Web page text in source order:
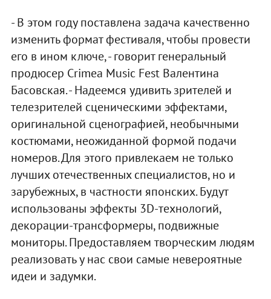
- В этом году поставлена задача качественно
изменить формат фестиваля, чтобы провести
его в ином ключе, - говорит генеральный
продюсер Crimea Music Fest Валентина
Басовская. - Надеемся удивить зрителей и
телезрителей сценическими эффектами,
оригинальной сценографией, необычными
костюмами, неожиданной формой подачи
номеров. Для этого привлекаем не только
лучших отечественных специалистов, но и
зарубежных, в частности японских. Будут
использованы эффекты 3D-технологий,
декорации-трансформеры, подвижные
мониторы. Предоставляем творческим людям
реализовать у нас свои самые невероятные
идеи и задумки.